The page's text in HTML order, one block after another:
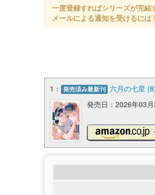
一度登録すればシリーズが完結
メールによる通知を受けるには
1： 発売済み最新刊 六月の七星
発売日：2026年03